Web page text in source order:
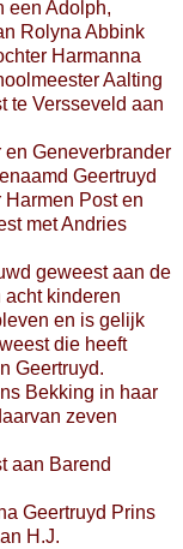
een Adolph,
Rolyna Abbink
Harmanna
Aalting
te Versseveld aan
Geneverbrander
Geertruyd
Post en
met Andries
geweest aan de
kinderen
en is gelijk
die heeft
Geertruyd.
Bekking in haar
zeven
aan Barend
Geertruyd Prins
H.J.